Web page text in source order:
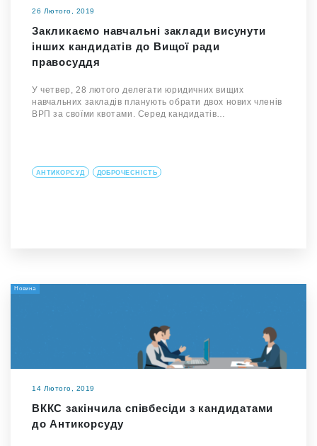
26 Лютого, 2019
Закликаємо навчальні заклади висунути
інших кандидатів до Вищої ради
правосуддя
У четвер, 28 лютого делегати юридичних вищих
навчальних закладів планують обрати двох нових членів
ВРП за своїми квотами. Серед кандидатів…
АНТИКОРСУД ДОБРОЧЕСНІСТЬ
Новина
14 Лютого, 2019
ВККС закінчила співбесіди з кандидатами
до Антикорсуду